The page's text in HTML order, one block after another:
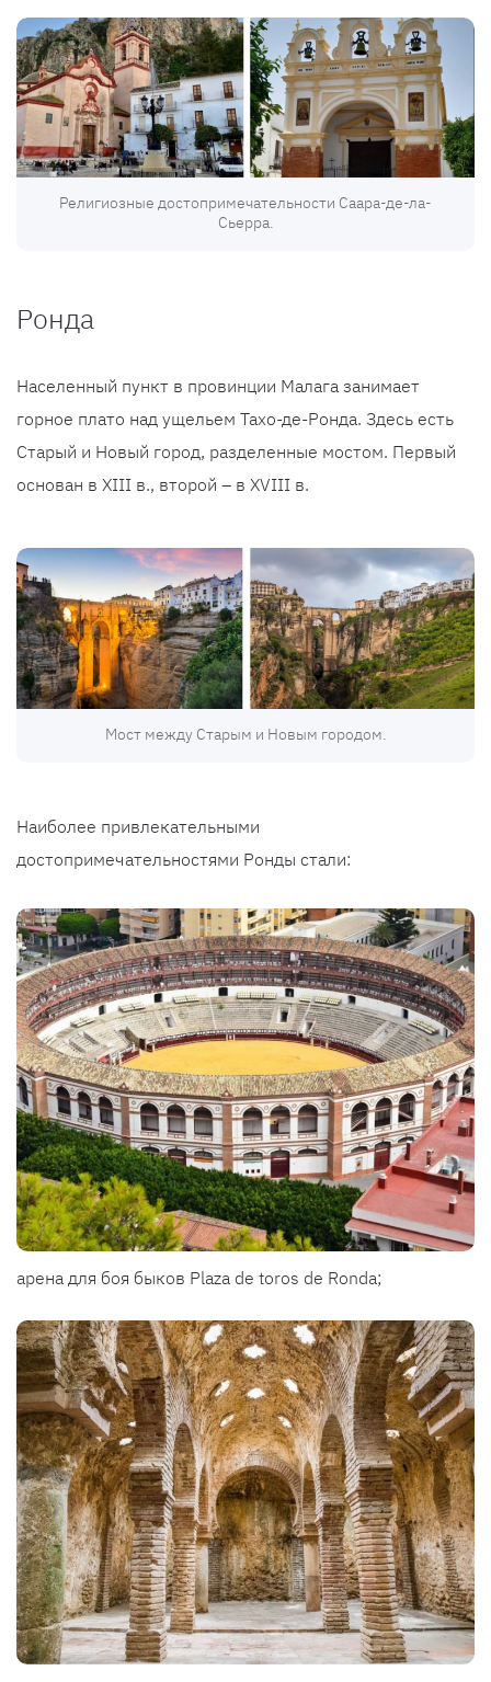
Религиозные достопримечательности Саара-де-ла-
Сьерра.
Ронда
Населенный пункт в провинции Малага занимает
горное плато над ущельем Тахо-де-Ронда. Здесь есть
Старый и Новый город, разделенные мостом. Первый
основан в XIII в., второй – в XVIII в.
Мост между Старым и Новым городом.
Наиболее привлекательными
достопримечательностями Ронды стали:
арена для боя быков Plaza de toros de Ronda;